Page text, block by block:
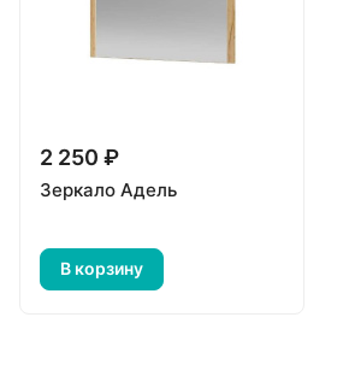
2 250 ₽
Зеркало Адель
В корзину